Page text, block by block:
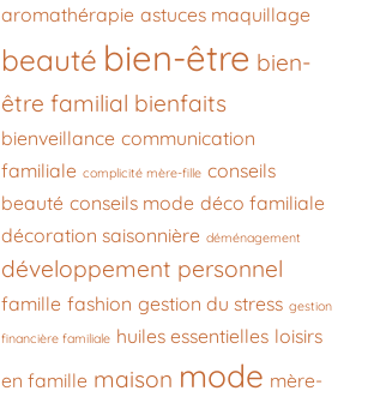
aromathérapie astuces maquillage
beauté bien-être bien-
être familial bienfaits
bienveillance communication
familiale complicité mère-fille conseils
beauté conseils mode déco familiale
décoration saisonnière déménagement
développement personnel
famille fashion gestion du stress gestion
financière familiale huiles essentielles loisirs
en famille maison mode mère-